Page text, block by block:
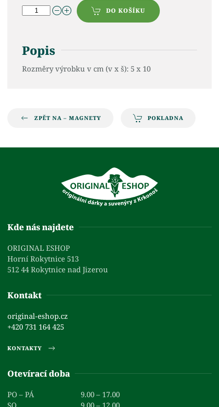
DO KOŠÍKU
Popis
Rozměry výrobku v cm (v x š): 5 x 10
ZPĚT NA – MAGNETY POKLADNA
Kde nás najdete
ORIGINAL ESHOP
Horní Rokytnice 513
512 44 Rokytnice nad Jizerou
Kontakt
original-eshop.cz
+420 731 164 425
KONTAKTY
Otevírací doba
PO – PÁ
9.00 – 17.00
SO
9.00 – 12.00